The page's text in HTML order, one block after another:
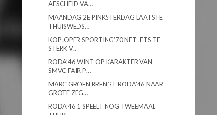
AFSCHEID VA…
MAANDAG 2E PINKSTERDAG LAATSTE
THUISWEDS…
KOPLOPER SPORTING’70 NET IETS TE
STERK V…
RODA’46 WINT OP KARAKTER VAN
SMVC FAIR P…
MARC GROEN BRENGT RODA’46 NAAR
GROTE ZEG…
RODA’46 1 SPEELT NOG TWEEMAAL